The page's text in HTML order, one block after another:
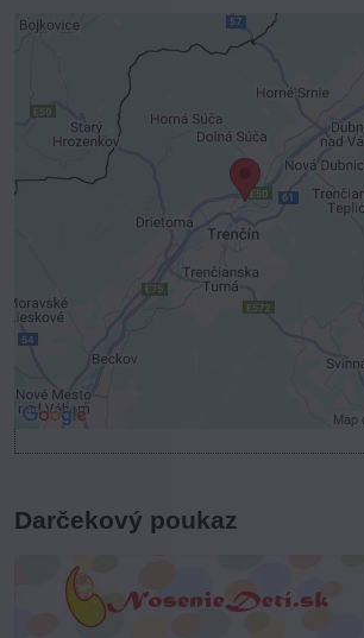
Externý obsah je blokovaný
Voľbami súkromia
Prajete si načítať externý obsah?
Povoliť tentokrát
Povoliť a zapamätať - súhlas s druhom
cookie: Funkčné
Darčekový poukaz